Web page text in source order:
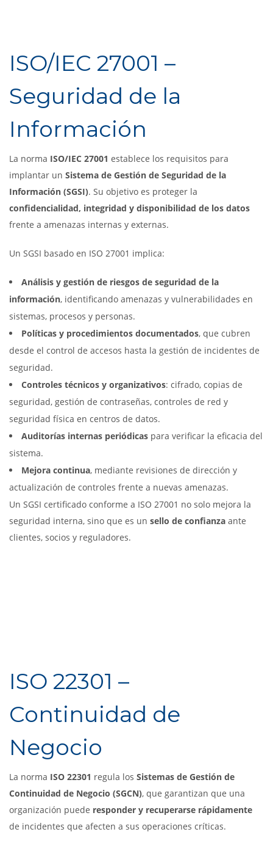
ISO/IEC 27001 –
Seguridad de la
Información
La norma ISO/IEC 27001 establece los requisitos para
implantar un Sistema de Gestión de Seguridad de la
Información (SGSI). Su objetivo es proteger la
confidencialidad, integridad y disponibilidad de los datos
frente a amenazas internas y externas.
Un SGSI basado en ISO 27001 implica:
Análisis y gestión de riesgos de seguridad de la
información, identificando amenazas y vulnerabilidades en
sistemas, procesos y personas.
Políticas y procedimientos documentados, que cubren
desde el control de accesos hasta la gestión de incidentes de
seguridad.
Controles técnicos y organizativos: cifrado, copias de
seguridad, gestión de contraseñas, controles de red y
seguridad física en centros de datos.
Auditorías internas periódicas para verificar la eficacia del
sistema.
Mejora continua, mediante revisiones de dirección y
actualización de controles frente a nuevas amenazas.
Un SGSI certificado conforme a ISO 27001 no solo mejora la
seguridad interna, sino que es un sello de confianza ante
clientes, socios y reguladores.
ISO 22301 –
Continuidad de
Negocio
La norma ISO 22301 regula los Sistemas de Gestión de
Continuidad de Negocio (SGCN), que garantizan que una
organización puede responder y recuperarse rápidamente
de incidentes que afecten a sus operaciones críticas.